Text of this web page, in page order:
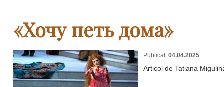
«Хочу петь дома»
Publicat: 04.04.2025
Articol de Tatiana